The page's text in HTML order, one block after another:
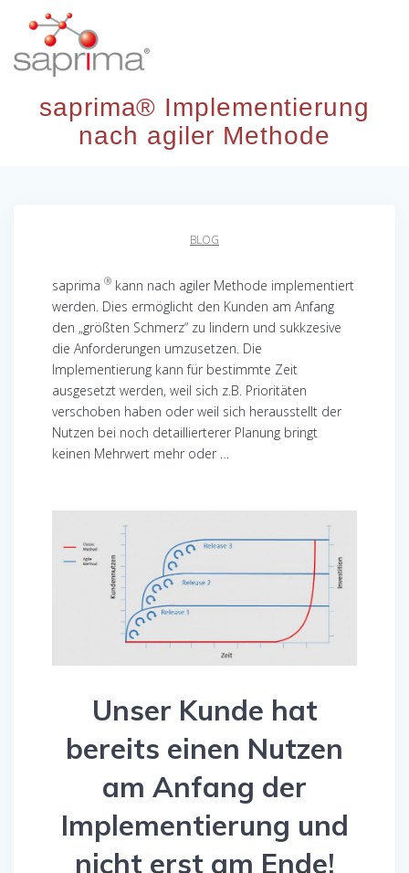
saprima® Implementierung
nach agiler Methode
BLOG
saprima ® kann nach agiler Methode implementiert
werden. Dies ermöglicht den Kunden am Anfang
den „größten Schmerz“ zu lindern und sukkzesive
die Anforderungen umzusetzen. Die
Implementierung kannfür bestimmte Zeit
ausgesetzt werden, weil sich z.B. Prioritäten
verschoben haben oder weil sich herausstellt der
Nutzen bei noch detaillierterer Planung bringt
keinen Mehrwert mehr oder …
Unser Kunde hat
bereits einen Nutzen
am Anfang der
Implementierung und
nicht erst am Ende!